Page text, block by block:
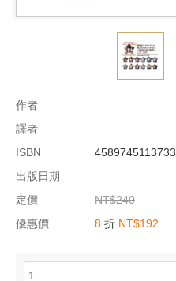
作者
譯者
ISBN
4589745113733
出版日期
定價
NT$240
優惠價
8 折 NT$192